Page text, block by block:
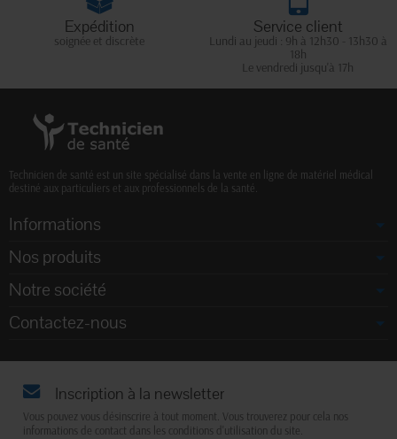
Expédition
soignée et discrète
Service client
Lundi au jeudi : 9h à 12h30 - 13h30 à
18h
Le vendredi jusqu'à 17h
Technicien de santé est un site spécialisé dans la vente en ligne de matériel médical
destiné aux particuliers et aux professionnels de la santé.
Informations
Nos produits
Notre société
Contactez-nous
Inscription à la newsletter
Vous pouvez vous désinscrire à tout moment. Vous trouverez pour cela nos
informations de contact dans les conditions d'utilisation du site.